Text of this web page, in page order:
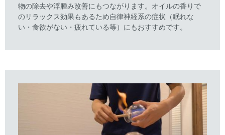
物の除去や浮腫み改善にもつながります。オイルの香りで
のリラックス効果もあるため自律神経系の症状（眠れな
い・食欲がない・疲れている等）にもおすすめです。